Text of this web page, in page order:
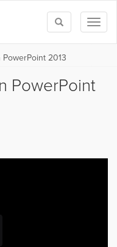
Toggle
search
2013
PowerPoint